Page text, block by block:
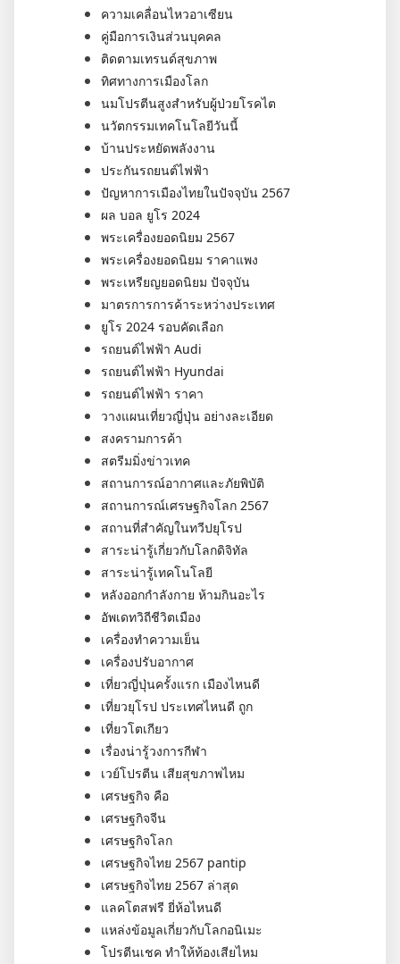
ความเคลื่อนไหวอาเซียน
คู่มือการเงินส่วนบุคคล
ติดตามเทรนด์สุขภาพ
ทิศทางการเมืองโลก
นมโปรตีนสูงสำหรับผู้ป่วยโรคไต
นวัตกรรมเทคโนโลยีวันนี้
บ้านประหยัดพลังงาน
ประกันรถยนต์ไฟฟ้า
ปัญหาการเมืองไทยในปัจจุบัน 2567
ผล บอล ยูโร 2024
พระเครื่องยอดนิยม 2567
พระเครื่องยอดนิยม ราคาแพง
พระเหรียญยอดนิยม ปัจจุบัน
มาตรการการค้าระหว่างประเทศ
ยูโร 2024 รอบคัดเลือก
รถยนต์ไฟฟ้า Audi
รถยนต์ไฟฟ้า Hyundai
รถยนต์ไฟฟ้า ราคา
วางแผนเที่ยวญี่ปุ่น อย่างละเอียด
สงครามการค้า
สตรีมมิ่งข่าวเทค
สถานการณ์อากาศและภัยพิบัติ
สถานการณ์เศรษฐกิจโลก 2567
สถานที่สำคัญในทวีปยุโรป
สาระน่ารู้เกี่ยวกับโลกดิจิทัล
สาระน่ารู้เทคโนโลยี
หลังออกกําลังกาย ห้ามกินอะไร
อัพเดทวิถีชีวิตเมือง
เครื่องทำความเย็น
เครื่องปรับอากาศ
เที่ยวญี่ปุ่นครั้งแรก เมืองไหนดี
เที่ยวยุโรป ประเทศไหนดี ถูก
เที่ยวโตเกียว
เรื่องน่ารู้วงการกีฬา
เวย์โปรตีน เสียสุขภาพไหม
เศรษฐกิจ คือ
เศรษฐกิจจีน
เศรษฐกิจโลก
เศรษฐกิจไทย 2567 pantip
เศรษฐกิจไทย 2567 ล่าสุด
แลคโตสฟรี ยี่ห้อไหนดี
แหล่งข้อมูลเกี่ยวกับโลกอนิเมะ
โปรตีนเชค ทำให้ท้องเสียไหม